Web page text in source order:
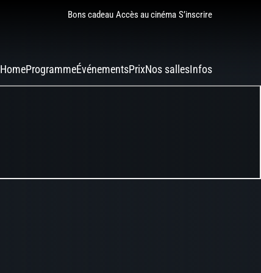
Bons cadeau Accès au cinéma S’inscrire
HomeProgrammeÉvénementsPrixNos sallesInfos